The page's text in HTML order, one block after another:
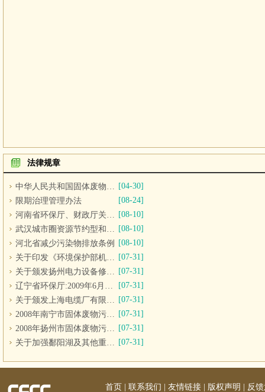
法律规章
中华人民共和国固体废物污染环境防治法 [04-30]
限期治理管理办法
[08-24]
河南省环保厅、财政厅关于印发河南省海河流域水环境生态补偿办法（试行）的通知 [08-10]
武汉城市圈资源节约型和环境友好型社会建设综合配套改革试验促进条例 [08-10]
河北省减少污染物排放条例
[08-10]
关于印发《环境保护部机关人事工作办法（试行）》、《环境保护部派出机构人事工作办法（试行）》、《环境保护部直属事业单位人事工作办法（试行）》的通知 [07-31]
关于颁发扬州电力设备修造厂民用核安全电气设备设计/制造许可证的通知 [07-31]
辽宁省环保厅:2009年6月（第二批）拟批准核与辐射项目公告
[07-31]
关于颁发上海电缆厂有限公司民用核安全电气设备设计/制造许可证的通知 [07-31]
2008年南宁市固体废物污染环境防治信息公告 [07-31]
2008年扬州市固体废物污染环境防治信息公告 [07-31]
关于加强鄱阳湖及其他重要湖泊水环境保护工作的意见 [07-31]
首页 联系我们 友情链接 版权声明
反